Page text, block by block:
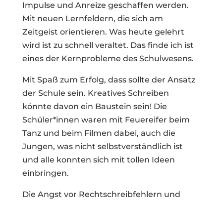
Impulse und Anreize geschaffen werden.
Mit neuen Lernfeldern, die sich am
Zeitgeist orientieren. Was heute gelehrt
wird ist zu schnell veraltet. Das finde ich ist
eines der Kernprobleme des Schulwesens.
Mit Spaß zum Erfolg, dass sollte der Ansatz
der Schule sein. Kreatives Schreiben
könnte davon ein Baustein sein! Die
Schüler*innen waren mit Feuereifer beim
Tanz und beim Filmen dabei, auch die
Jungen, was nicht selbstverständlich ist
und alle konnten sich mit tollen Ideen
einbringen.
Die Angst vor Rechtschreibfehlern und